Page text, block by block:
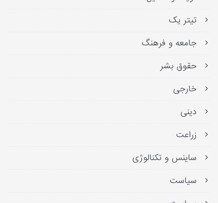
تیتر یک
جامعه و فرهنگ
حقوق بشر
خارجی
دینی
زراعت
ساینس و تکنالوژی
سیاست